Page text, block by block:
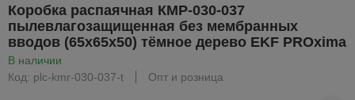
Коробка распаячная КМР-030-037
пылевлагозащищенная без мембранных
вводов (65х65х50) тёмное дерево EKF PROxima
В наличии
Код: plc-kmr-030-037-t
Опт и розница